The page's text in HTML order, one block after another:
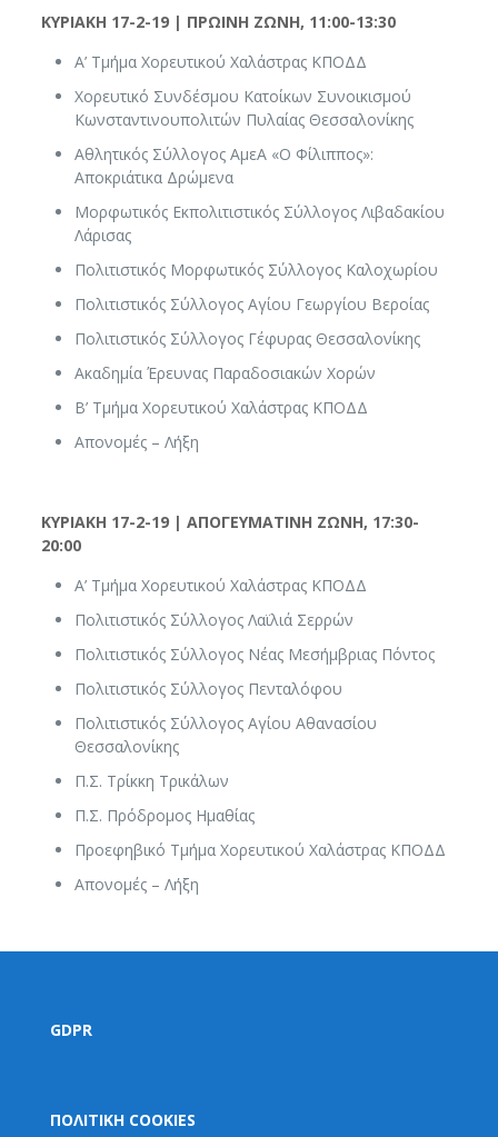
ΚΥΡΙΑΚΗ 17-2-19 | ΠΡΩΙΝΗ ΖΩΝΗ, 11:00-13:30
Α’ Τμήμα Χορευτικού Χαλάστρας ΚΠΟΔΔ
Χορευτικό Συνδέσμου Κατοίκων Συνοικισμού
Κωνσταντινουπολιτών Πυλαίας Θεσσαλονίκης
Αθλητικός Σύλλογος ΑμεΑ «Ο Φίλιππος»:
Αποκριάτικα Δρώμενα
Μορφωτικός Εκπολιτιστικός Σύλλογος Λιβαδακίου
Λάρισας
Πολιτιστικός Μορφωτικός Σύλλογος Καλοχωρίου
Πολιτιστικός Σύλλογος Αγίου Γεωργίου Βεροίας
Πολιτιστικός Σύλλογος Γέφυρας Θεσσαλονίκης
Ακαδημία Έρευνας Παραδοσιακών Χορών
Β’ Τμήμα Χορευτικού Χαλάστρας ΚΠΟΔΔ
Απονομές – Λήξη
ΚΥΡΙΑΚΗ 17-2-19 | ΑΠΟΓΕΥΜΑΤΙΝΗ ΖΩΝΗ, 17:30-
20:00
Α’ Τμήμα Χορευτικού Χαλάστρας ΚΠΟΔΔ
Πολιτιστικός Σύλλογος Λαϊλιά Σερρών
Πολιτιστικός Σύλλογος Νέας Μεσήμβριας Πόντος
Πολιτιστικός Σύλλογος Πενταλόφου
Πολιτιστικός Σύλλογος Αγίου Αθανασίου
Θεσσαλονίκης
Π.Σ. Τρίκκη Τρικάλων
Π.Σ. Πρόδρομος Ημαθίας
Προεφηβικό Τμήμα Χορευτικού Χαλάστρας ΚΠΟΔΔ
Απονομές – Λήξη
GDPR
ΠΟΛΙΤΙΚΗ COOKIES